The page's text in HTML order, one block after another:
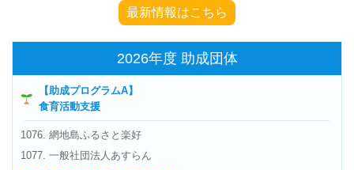
最新情報はこちら
2026年度 助成団体
【助成プログラムA】
食育活動支援
1076. 網地島ふるさと楽好
1077. 一般社団法人あすらん